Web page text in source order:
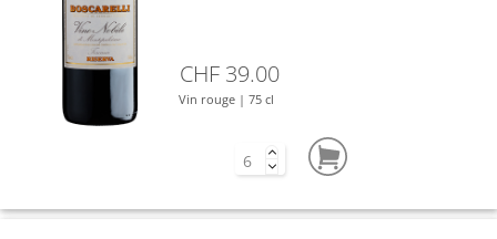
CHF 39.00
Vin rouge | 75 cl